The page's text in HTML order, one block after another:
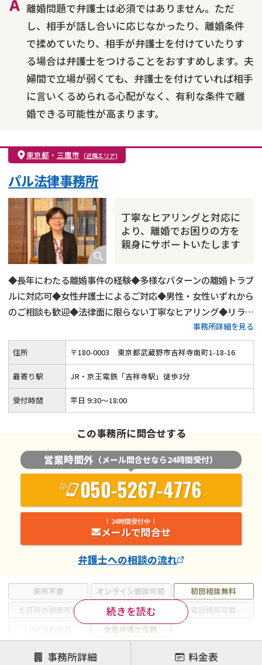
離婚問題で弁護士は必須ではありません。ただ
し、相手が話し合いに応じなかったり、離婚条件
で揉めていたり、相手が弁護士を付けていたりす
る場合は弁護士をつけることをおすすめします。夫
婦間で立場が弱くても、弁護士を付けていれば相手
に言いくるめられる心配がなく、有利な条件で離
婚できる可能性が高まります。
東京都 ・ 三鷹市 (近隣エリア)
丁寧なヒアリングと対応に
より、離婚でお困りの方を
親身にサポートいたします
パル法律事務所
◆長年にわたる離婚事件の経験◆多様なパターンの離婚トラブ
ルに対応可◆女性弁護士によるご対応◆男性・女性いずれから
のご相談も歓迎◆法律面に限らない丁寧なヒアリング◆リラッ
クスした雰囲気でのご相談◆夜間・土日祝日も柔軟にご対応
◆「吉祥寺駅」から徒歩3分
事務所詳細を見る
来所不要 オンライン面談可能
初回相談無料
土日祝の相談可能
19時以降電話可能
電話相談可能
女性弁護士在籍
注力案件
続きを読む
住所 〒180-0003 東京都武蔵野市吉祥寺南町1-18-16
最寄り駅 JR・京王電鉄「吉祥寺駅」徒歩3分
受付時間 平日 9:30～18:00
この事務所に問合せする
営業時間外 （メール問合せなら24時間受付）
050-5267-4776
24時間受付中
メールで問合せ
弁護士への相談の流れ
事務所詳細 料金表